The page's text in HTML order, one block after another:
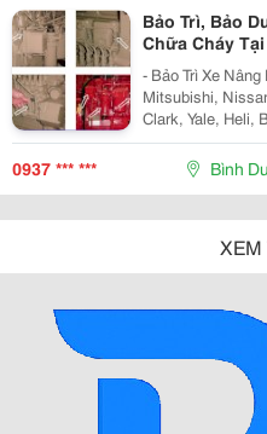
Bảo Trì, Bảo
Chữa Cháy
- Bảo Trì Xe
Mitsubishi,
Clark, Yale, Heli, Baoli,..... - Thay
Theo Quy Định Giờ
Chữa Động Cơ,
0937 *** *** Bình
XEM